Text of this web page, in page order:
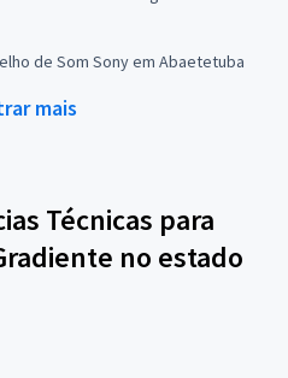
de Som Sony em Abaetetuba
mais
Técnicas para
no estado